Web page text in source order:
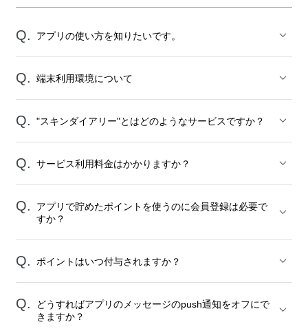
アプリの使い方を知りたいです。
端末利用環境について
"スキンダイアリー"とはどのようなサービスですか？
サービス利用料金はかかりますか？
アプリで貯めたポイントを使うのに会員登録は必要で
すか？
ポイントはいつ付与されますか？
どうすればアプリのメッセージのpush通知をオフにで
きますか？